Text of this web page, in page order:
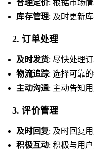
合理定价: 根据市场
库存管理: 及时更新
2. 订单处理
及时发货: 尽快处理
物流追踪: 选择可靠
主动沟通: 主动告知
3. 评价管理
及时回复: 及时回复
积极互动: 积极与用